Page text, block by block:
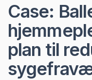
Case:
plan til